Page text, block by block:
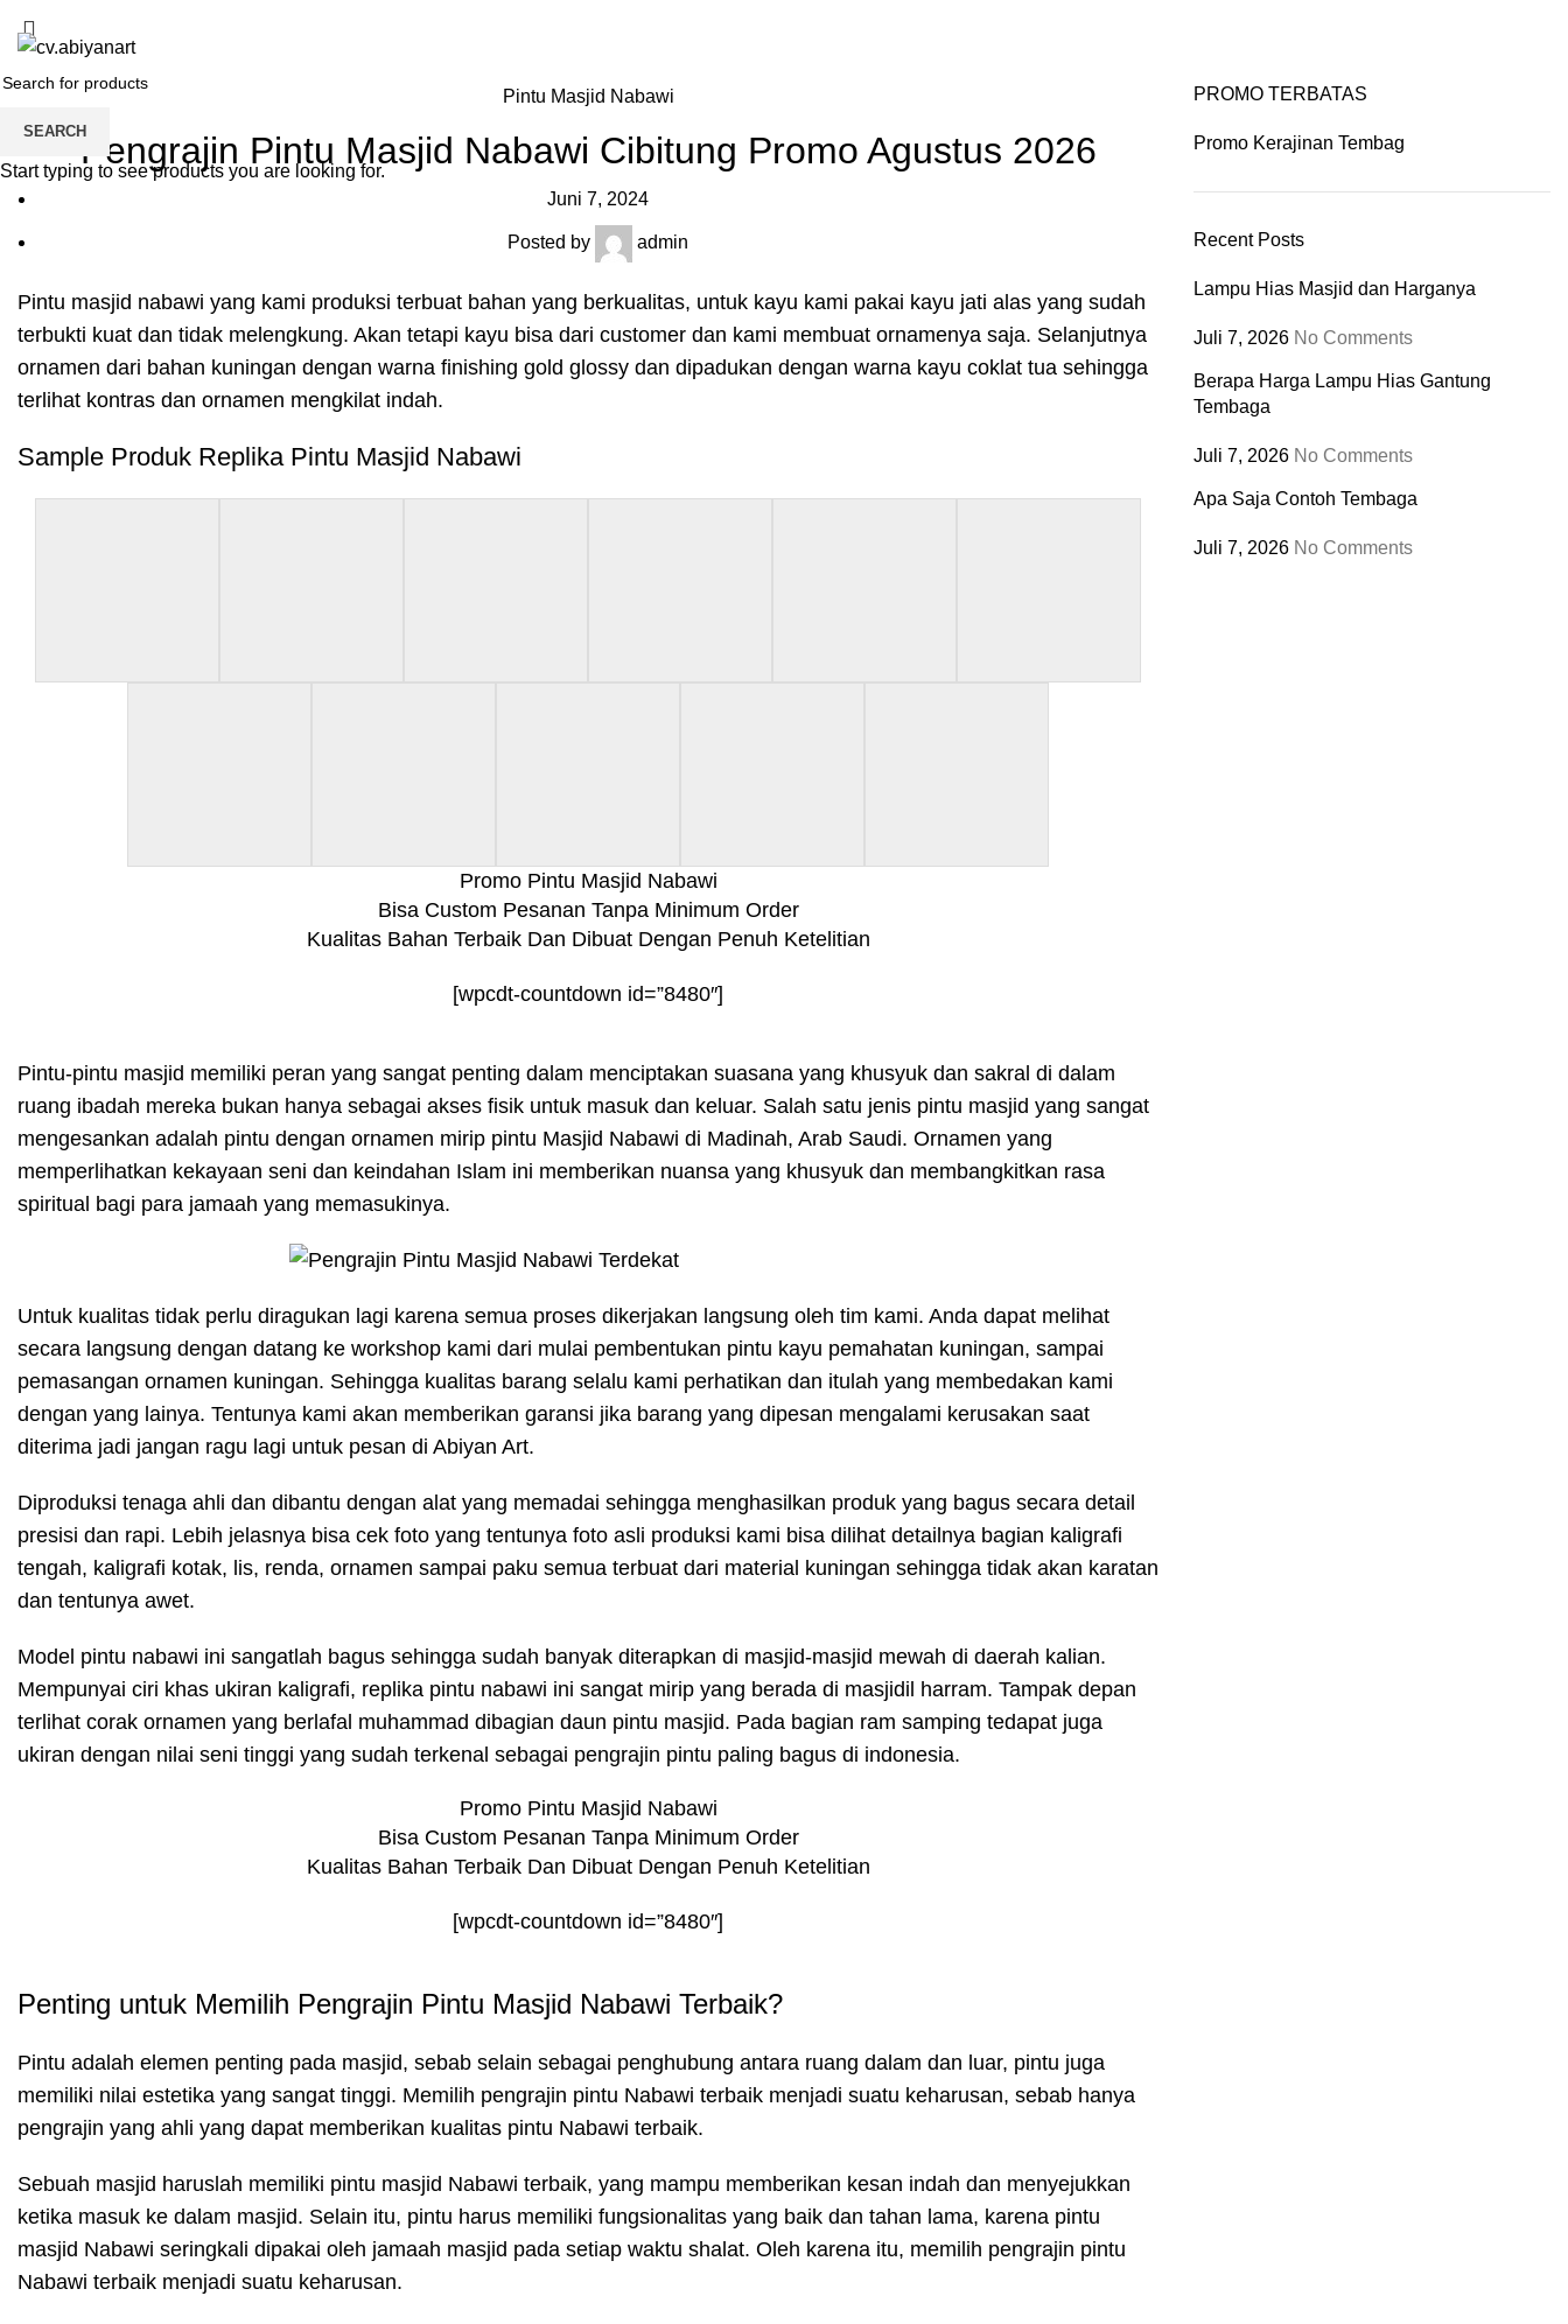
Blog
Pintu Masjid Nabawi
Pengrajin Pintu Masjid Nabawi Cibitung Promo Agustus 2026
Juni 7, 2024
Posted by admin
Pintu masjid nabawi yang kami produksi terbuat bahan yang berkualitas, untuk kayu kami pakai kayu jati alas yang sudah
terbukti kuat dan tidak melengkung. Akan tetapi kayu bisa dari customer dan kami membuat ornamenya saja. Selanjutnya
ornamen dari bahan kuningan dengan warna finishing gold glossy dan dipadukan dengan warna kayu coklat tua sehingga
terlihat kontras dan ornamen mengkilat indah.
Sample Produk Replika Pintu Masjid Nabawi
Promo Pintu Masjid Nabawi
Bisa Custom Pesanan Tanpa Minimum Order
Kualitas Bahan Terbaik Dan Dibuat Dengan Penuh Ketelitian
[wpcdt-countdown id=”8480″]
Pintu-pintu masjid memiliki peran yang sangat penting dalam menciptakan suasana yang khusyuk dan sakral di dalam
ruang ibadah mereka bukan hanya sebagai akses fisik untuk masuk dan keluar. Salah satu jenis pintu masjid yang sangat
mengesankan adalah pintu dengan ornamen mirip pintu Masjid Nabawi di Madinah, Arab Saudi. Ornamen yang
memperlihatkan kekayaan seni dan keindahan Islam ini memberikan nuansa yang khusyuk dan membangkitkan rasa
spiritual bagi para jamaah yang memasukinya.
Untuk kualitas tidak perlu diragukan lagi karena semua proses dikerjakan langsung oleh tim kami. Anda dapat melihat
secara langsung dengan datang ke workshop kami dari mulai pembentukan pintu kayu pemahatan kuningan, sampai
pemasangan ornamen kuningan. Sehingga kualitas barang selalu kami perhatikan dan itulah yang membedakan kami
dengan yang lainya. Tentunya kami akan memberikan garansi jika barang yang dipesan mengalami kerusakan saat
diterima jadi jangan ragu lagi untuk pesan di Abiyan Art.
Diproduksi tenaga ahli dan dibantu dengan alat yang memadai sehingga menghasilkan produk yang bagus secara detail
presisi dan rapi. Lebih jelasnya bisa cek foto yang tentunya foto asli produksi kami bisa dilihat detailnya bagian kaligrafi
tengah, kaligrafi kotak, lis, renda, ornamen sampai paku semua terbuat dari material kuningan sehingga tidak akan karatan
dan tentunya awet.
Model pintu nabawi ini sangatlah bagus sehingga sudah banyak diterapkan di masjid-masjid mewah di daerah kalian.
Mempunyai ciri khas ukiran kaligrafi, replika pintu nabawi ini sangat mirip yang berada di masjidil harram. Tampak depan
terlihat corak ornamen yang berlafal muhammad dibagian daun pintu masjid. Pada bagian ram samping tedapat juga
ukiran dengan nilai seni tinggi yang sudah terkenal sebagai pengrajin pintu paling bagus di indonesia.
Promo Pintu Masjid Nabawi
Bisa Custom Pesanan Tanpa Minimum Order
Kualitas Bahan Terbaik Dan Dibuat Dengan Penuh Ketelitian
[wpcdt-countdown id=”8480″]
Penting untuk Memilih Pengrajin Pintu Masjid Nabawi Terbaik?
Pintu adalah elemen penting pada masjid, sebab selain sebagai penghubung antara ruang dalam dan luar, pintu juga
memiliki nilai estetika yang sangat tinggi. Memilih pengrajin pintu Nabawi terbaik menjadi suatu keharusan, sebab hanya
pengrajin yang ahli yang dapat memberikan kualitas pintu Nabawi terbaik.
Sebuah masjid haruslah memiliki pintu masjid Nabawi terbaik, yang mampu memberikan kesan indah dan menyejukkan
ketika masuk ke dalam masjid. Selain itu, pintu harus memiliki fungsionalitas yang baik dan tahan lama, karena pintu
masjid Nabawi seringkali dipakai oleh jamaah masjid pada setiap waktu shalat. Oleh karena itu, memilih pengrajin pintu
Nabawi terbaik menjadi suatu keharusan.
PROMO TERBATAS
Promo Kerajinan Tembag
Recent Posts
Lampu Hias Masjid dan Harganya
Juli 7, 2026 No Comments
Berapa Harga Lampu Hias Gantung
Tembaga
Juli 7, 2026 No Comments
Apa Saja Contoh Tembaga
Juli 7, 2026 No Comments
SEARCH
Start typing to see products you are looking for.